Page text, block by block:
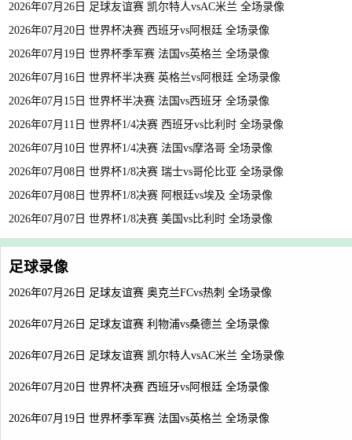
2026年07月26日 足球友谊赛 凯尔特人vsAC米兰 全场录像
2026年07月20日 世界杯决赛 西班牙vs阿根廷 全场录像
2026年07月19日 世界杯季军赛 法国vs英格兰 全场录像
2026年07月16日 世界杯半决赛 英格兰vs阿根廷 全场录像
2026年07月15日 世界杯半决赛 法国vs西班牙 全场录像
2026年07月11日 世界杯1/4决赛 西班牙vs比利时 全场录像
2026年07月10日 世界杯1/4决赛 法国vs摩洛哥 全场录像
2026年07月08日 世界杯1/8决赛 瑞士vs哥伦比亚 全场录像
2026年07月08日 世界杯1/8决赛 阿根廷vs埃及 全场录像
2026年07月07日 世界杯1/8决赛 美国vs比利时 全场录像
足球录像
2026年07月26日 足球友谊赛 奥克兰FCvs热刺 全场录像
2026年07月26日 足球友谊赛 利物浦vs桑德兰 全场录像
2026年07月26日 足球友谊赛 凯尔特人vsAC米兰 全场录像
2026年07月20日 世界杯决赛 西班牙vs阿根廷 全场录像
2026年07月19日 世界杯季军赛 法国vs英格兰 全场录像